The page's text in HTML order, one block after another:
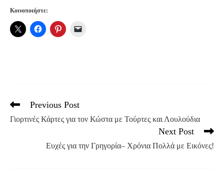
Κοινοποιήστε:
Read
articles
Previous Post
Γιορτινές Κάρτες για τον Κώστα με Τούρτες και Λουλούδια
Next Post
Ευχές για την Γρηγορία– Χρόνια Πολλά με Εικόνες!